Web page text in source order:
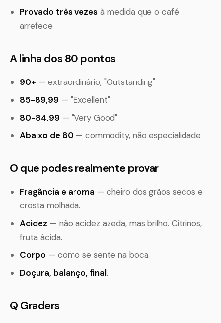
Provado três vezes à medida que o café
arrefece
A linha dos 80 pontos
90+ — extraordinário, "Outstanding"
85-89,99 — "Excellent"
80-84,99 — "Very Good"
Abaixo de 80 — commodity, não especialidade
O que podes realmente provar
Fragância e aroma — cheiro dos grãos secos e
crosta molhada.
Acidez — não acidez azeda, mas brilho. Citrinos,
fruta ácida.
Corpo — como se sente na boca.
Doçura, balanço, final.
Q Graders